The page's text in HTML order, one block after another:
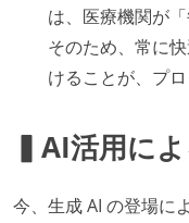
は、医療機関が
そのため、常に
けることが、プ
▍AI活用に
今、生成 AI の登場に